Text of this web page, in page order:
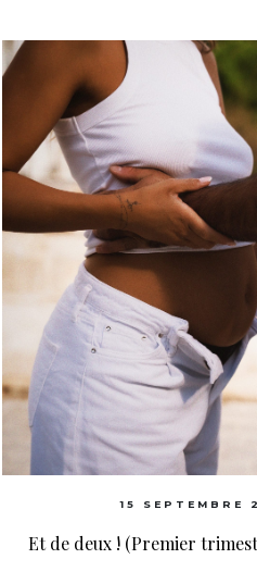
15 SEPTEMBRE
Et de deux ! (Premier